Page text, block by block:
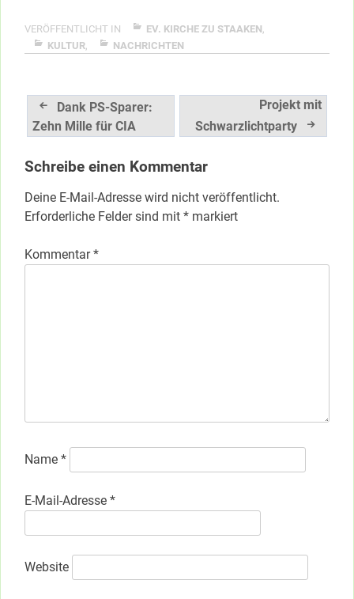
VERÖFFENTLICHT IN EV. KIRCHE ZU STAAKEN,
KULTUR, NACHRICHTEN
Beitragsnavigation
Dank PS-Sparer:
Zehn Mille für CIA
Projekt mit
Schwarzlichtparty
Schreibe einen Kommentar
Deine E-Mail-Adresse wird nicht veröffentlicht.
Erforderliche Felder sind mit * markiert
Kommentar*
Name *
E-Mail-Adresse *
Website